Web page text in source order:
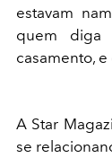
estavam
quem diga
casamento,
A Star
se